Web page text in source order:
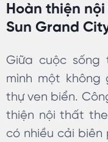
Hoàn thiện
Sun Grand
Giữa cuộc
mình một
thự ven biển.
thiện nội thất
có nhiều cải biên